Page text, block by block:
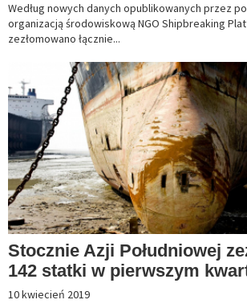
Według nowych danych opublikowanych przez
organizacją środowiskową NGO Shipbreaking
zezłomowano łącznie...
Stocznie Azji Południowej
142 statki w pierwszym
10 kwiecień 2019